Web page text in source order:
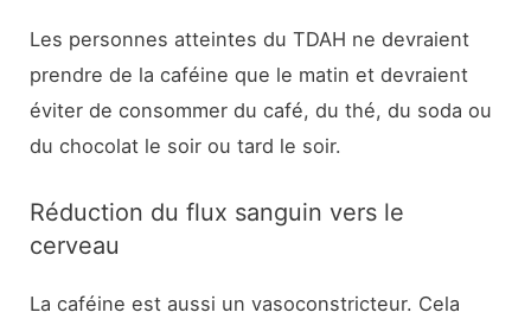
Les personnes atteintes du TDAH ne devraient
prendre de la caféine que le matin et devraient
éviter de consommer du café, du thé, du soda ou
du chocolat le soir ou tard le soir.
Réduction du flux sanguin vers le
cerveau
La caféine est aussi un vasoconstricteur. Cela